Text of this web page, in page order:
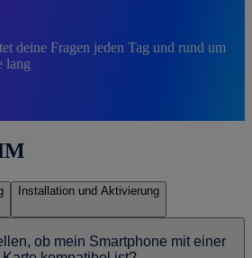
deine Fragen jeden Tag und rund um
lang
Installation und Aktivierung
ob mein Smartphone mit einer